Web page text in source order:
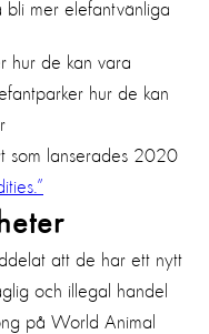
bli mer elefantvänliga
hur de kan vara
hur de kan
som lanserades 2020
att de har ett nytt
och illegal handel
på World Animal